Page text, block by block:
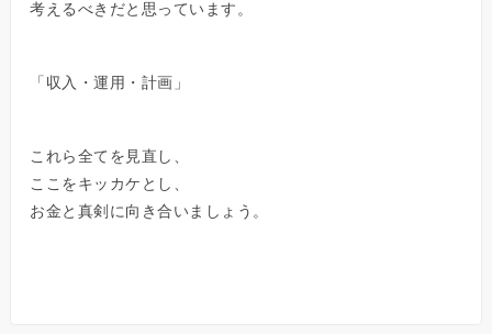
考えるべきだと思っています。
「収入・運用・計画」
これら全てを見直し、
ここをキッカケとし、
お金と真剣に向き合いましょう。